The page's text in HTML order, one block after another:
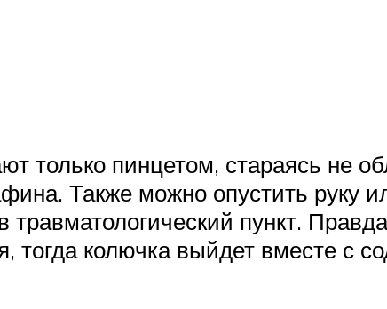
только пинцетом, стараясь не
Также можно опустить руку
травматологический пункт.
тогда колючка выйдет вместе с